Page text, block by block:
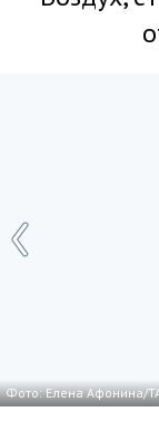
Фото: Елена Афонина/